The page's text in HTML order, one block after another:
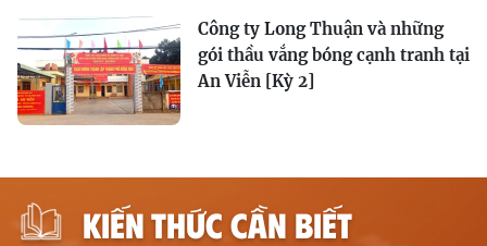
Công ty Long Thuận và những
gói thầu vắng bóng cạnh tranh tại
An Viễn [Kỳ 2]
KIẾN THỨC CẦN BIẾT